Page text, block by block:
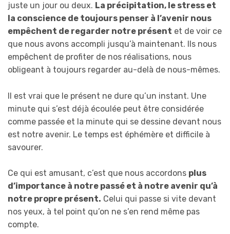
juste un jour ou deux. La précipitation, le stress et
la conscience de toujours penser à l’avenir nous
empêchent de regarder notre présent et de voir ce
que nous avons accompli jusqu’à maintenant. Ils nous
empêchent de profiter de nos réalisations, nous
obligeant à toujours regarder au-delà de nous-mêmes.
Il est vrai que le présent ne dure qu’un instant. Une
minute qui s’est déjà écoulée peut être considérée
comme passée et la minute qui se dessine devant nous
est notre avenir. Le temps est éphémère et difficile à
savourer.
Ce qui est amusant, c’est que nous accordons plus
d’importance à notre passé et à notre avenir qu’à
notre propre présent. Celui qui passe si vite devant
nos yeux, à tel point qu’on ne s’en rend même pas
compte.